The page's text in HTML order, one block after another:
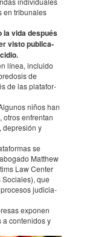
en tribu­na­les
la vida después
visto publi­ca­
línea, incluido
de
de las plata­for­
niños han
otros enfren­tan
depre­sión y
se
Matthew
Law Center
que
proce­sos judi­cia­
expo­nen
a conte­ni­dos y